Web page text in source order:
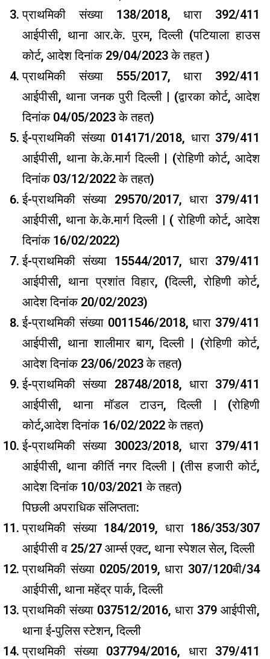
प्राथमिकी संख्या 138/2018, धारा 392/411
आईपीसी, थाना आर.के. पुरम, दिल्ली (पटियाला हाउस
कोर्ट, आदेश दिनांक 29/04/2023 के तहत )
प्राथमिकी संख्या 555/2017, धारा 392/411
आईपीसी, थाना जनक पुरी दिल्ली | (द्वारका कोर्ट, आदेश
दिनांक 04/05/2023 के तहत)
ई-प्राथमिकी संख्या 014171/2018, धारा 379/411
आईपीसी, थाना के.के.मार्ग दिल्ली | (रोहिणी कोर्ट, आदेश
दिनांक 03/12/2022 के तहत)
ई-प्राथमिकी संख्या 29570/2017, धारा 379/411
आईपीसी, थाना के.के.मार्ग दिल्ली | ( रोहिणी कोर्ट, आदेश
दिनांक 16/02/2022)
ई-प्राथमिकी संख्या 15544/2017, धारा 379/411
आईपीसी, थाना प्रशांत विहार, (दिल्ली, रोहिणी कोर्ट,
आदेश दिनांक 20/02/2023)
ई-प्राथमिकी संख्या 0011546/2018, धारा 379/411
आईपीसी, थाना शालीमार बाग, दिल्ली | (रोहिणी कोर्ट,
आदेश दिनांक 23/06/2023 के तहत)
ई-प्राथमिकी संख्या 28748/2018, धारा 379/411
आईपीसी, थाना मॉडल टाउन, दिल्ली | (रोहिणी
कोर्ट,आदेश दिनांक 16/02/2022 के तहत)
ई-प्राथमिकी संख्या 30023/2018, धारा 379/411
आईपीसी, थाना कीर्ति नगर दिल्ली | (तीस हजारी कोर्ट,
आदेश दिनांक 10/03/2021 के तहत)
पिछली अपराधिक संलिप्तता:
प्राथमिकी संख्या 184/2019, धारा 186/353/307
आईपीसी व 25/27 आर्म्स एक्ट, थाना स्पेशल सेल, दिल्ली
प्राथमिकी संख्या 0205/2019, धारा 307/120बी/34
आईपीसी, थाना महेंद्र पार्क, दिल्ली
प्राथमिकी संख्या 037512/2016, धारा 379 आईपीसी,
थाना ई-पुलिस स्टेशन, दिल्ली
प्राथमिकी संख्या 037794/2016, धारा 379/411